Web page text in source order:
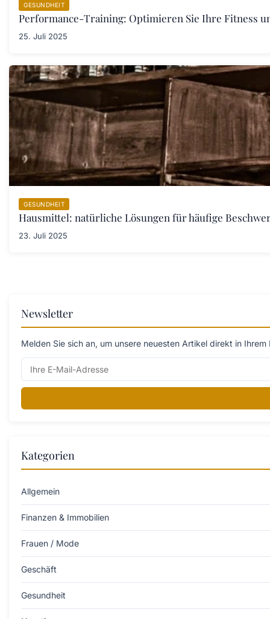
GESUNDHEIT
Performance-Training: Optimieren Sie Ihre Fitness
25. Juli 2025
GESUNDHEIT
Hausmittel: natürliche Lösungen für häufige
23. Juli 2025
Newsletter
Melden Sie sich an, um unsere neuesten Artikel direkt in
Kategorien
Allgemein
Finanzen & Immobilien
Frauen / Mode
Geschäft
Gesundheit